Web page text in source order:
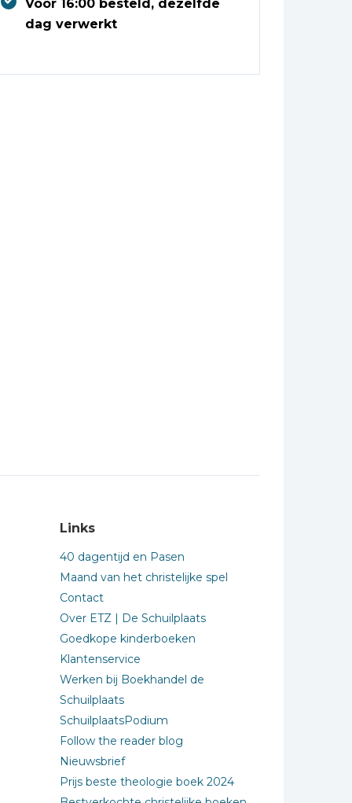
Voor 16:00 besteld, dezelfde
dag verwerkt
Links
40 dagentijd en Pasen
Maand van het christelijke spel
Contact
Over ETZ | De Schuilplaats
Goedkope kinderboeken
Klantenservice
Werken bij Boekhandel de
Schuilplaats
SchuilplaatsPodium
Follow the reader blog
Nieuwsbrief
Prijs beste theologie boek 2024